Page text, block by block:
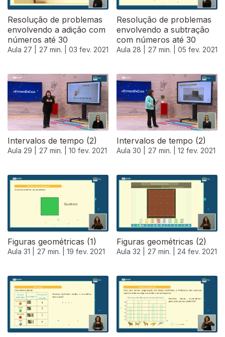
Resolução de problemas
envolvendo a adição com
números até 30
Aula 27 | 27 min. | 03 fev. 2021
Resolução de problemas
envolvendo a subtração
com números até 30
Aula 28 | 27 min. | 05 fev. 2021
Intervalos de tempo (2)
Aula 29 | 27 min. | 10 fev. 2021
Intervalos de tempo (2)
Aula 30 | 27 min. | 12 fev. 2021
Figuras geométricas (1)
Aula 31 | 27 min. | 19 fev. 2021
Figuras geométricas (2)
Aula 32 | 27 min. | 24 fev. 2021